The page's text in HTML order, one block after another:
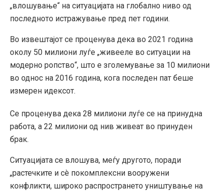
„влошување“ на ситуацијата на глобално ниво од
последното истражување пред пет години.
Во извештајот се проценува дека во 2021 година
околу 50 милиони луѓе „живееле во ситуации на
модерно ропство“, што е зголемување за 10 милиони
во однос на 2016 година, кога последен пат беше
измерен идексот.
Се проценува дека 28 милиони луѓе се на принудна
работа, а 22 милиони од нив живеат во принуден
брак.
Ситуацијата се влошува, меѓу другото, поради
„растечките и сè покомплексни вооружени
конфликти, широко распространето уништување на